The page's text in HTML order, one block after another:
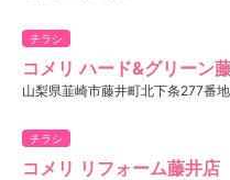
チラシ
コメリ ハード&グリーン
山梨県韮崎市藤井町北下条277番地
チラシ
コメリ リフォーム藤井店